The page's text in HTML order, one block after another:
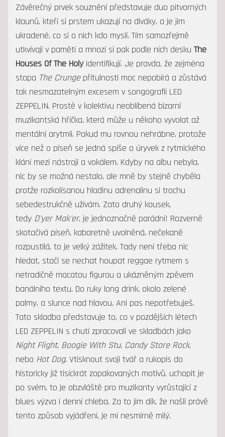
Závěrečný prvek souznění představuje duo pitvorných
klaunů, kteří si prstem ukazují na diváky, a je jim
ukradené, co si o nich kdo myslí. Tím samozřejmě
utkvívají v paměti a mnozí si pak podle nich desku The
Houses Of The Holyidentifikují. Je pravda, že zejména
stopa The Crungepřítulnosti moc nepobírá a zůstává
tak nesmazatelným excesem v songografii LED
ZEPPELIN. Prostě v kolektivu neoblíbená bizarní
muzikantská hříčka, která může u někoho vyvolat až
mentální arytmii. Pokud mu rovnou nehrábne, protože
více než o píseň se jedná spíše o úryvek z rytmického
klání mezi nástroji a vokálem. Kdyby na albu nebyla,
nic by se možná nestalo, ale mně by stejně chyběla
protže rozkolísanou hladinu adrenalinu si trochu
sebedestrukčně užívám. Zato druhý kousek,
tedy D'yer Mak'er, je jednoznačně parádní! Rozverně
skotačivá píseň, kabaretně uvolněná, nečekaně
rozpustilá, to je velký zážitek. Tady není třeba nic
hledat, stačí se nechat houpat reggae rytmem s
netradičně macatou figurou a ukázněným zpěvem
banálního textu. Do ruky long drink, okolo zelené
palmy, a slunce nad hlavou. Ani pas nepotřebuješ.
Tato skladba představuje to, co v pozdějších létech
LED ZEPPELIN s chutí zpracovali ve skladbách jako
Night Flight, Boogie With Stu, Candy Store Rock,
nebo Hot Dog. Vtisknout svoji tvář a rukopis do
historicky již tisíckrát zopakovaných motivů, uchopit je
po svém, to je obzvláště pro muzikanty vyrůstající z
blues výzva i denní chleba. Za to jim dík, že našli právě
tento způsob vyjádření, je mi nesmírně milý.